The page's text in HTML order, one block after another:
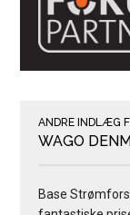
ANDRE INDLÆG
WAGO
Base